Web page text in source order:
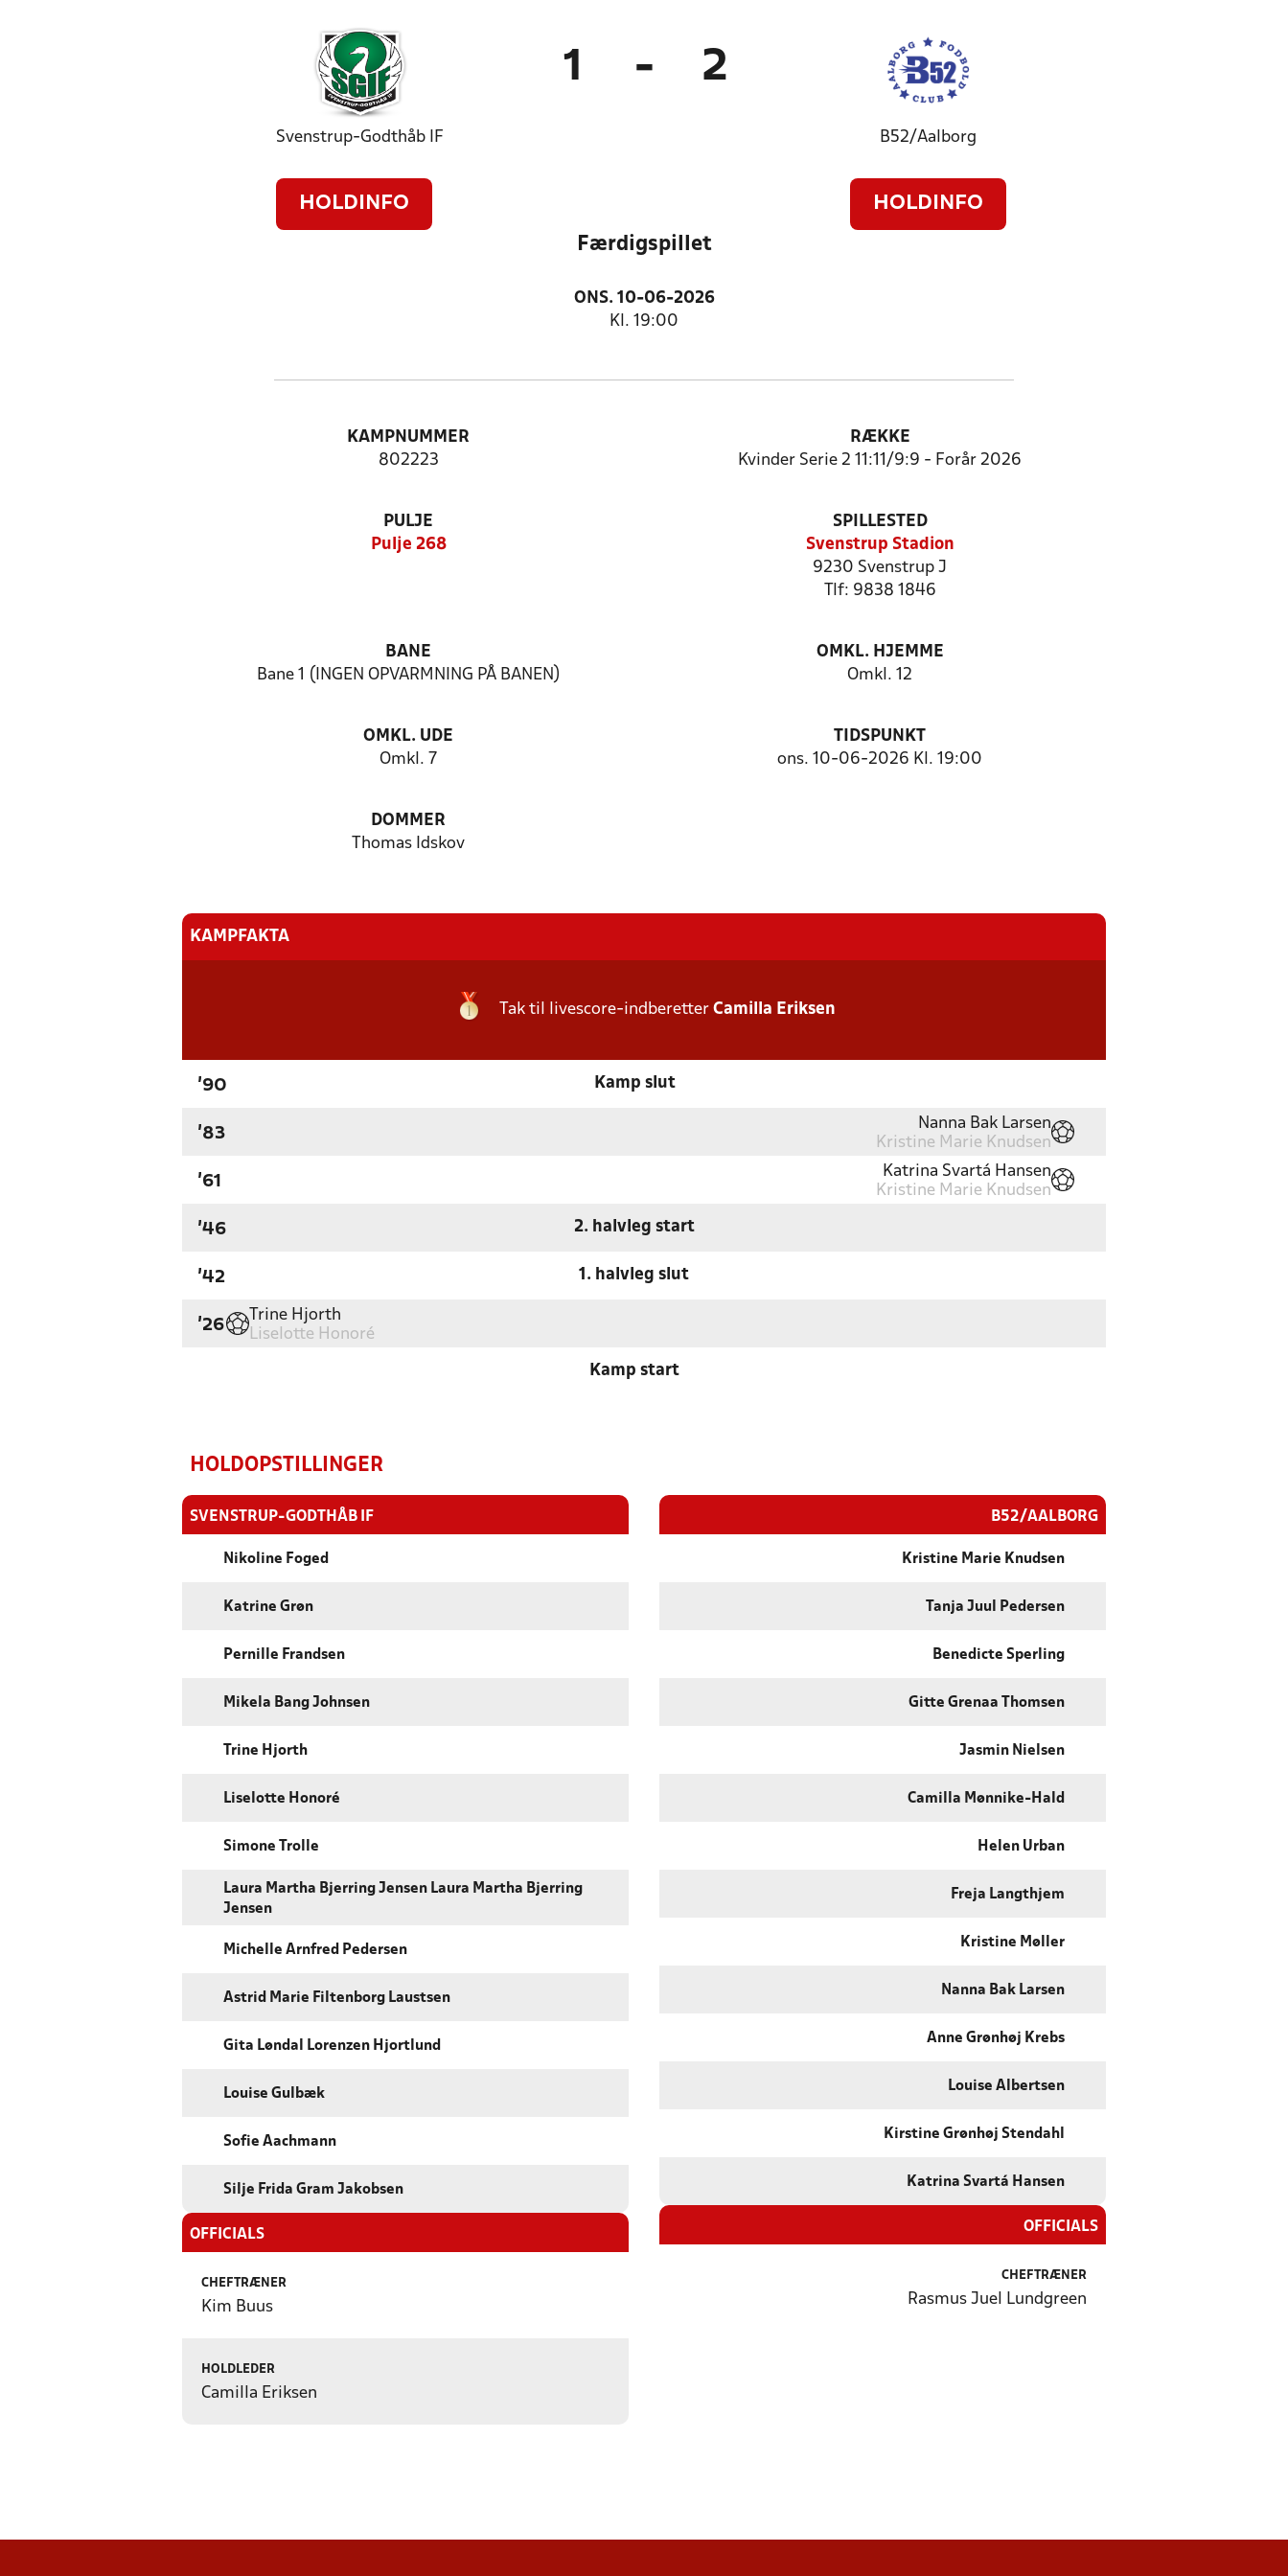
Svenstrup-Godthåb IF
HOLDINFO
1 - 2
B52/Aalborg
HOLDINFO
Færdigspillet
ONS. 10-06-2026
Kl. 19:00
KAMPNUMMER
802223
RÆKKE
Kvinder Serie 2 11:11/9:9 - Forår 2026
PULJE
Pulje 268
SPILLESTED
Svenstrup Stadion
9230 Svenstrup J
Tlf: 9838 1846
BANE
Bane 1 (INGEN OPVARMNING PÅ BANEN)
OMKL. HJEMME
Omkl. 12
OMKL. UDE
Omkl. 7
TIDSPUNKT
ons. 10-06-2026 Kl. 19:00
DOMMER
Thomas Idskov
KAMPFAKTA
Tak til livescore-indberetter Camilla Eriksen
'90 Kamp slut
'83
Nanna Bak Larsen
Kristine Marie Knudsen
'61
Katrina Svartá Hansen
Kristine Marie Knudsen
'46 2. halvleg start
'42 1. halvleg slut
'26
Trine Hjorth
Liselotte Honoré
Kamp start
HOLDOPSTILLINGER
SVENSTRUP-GODTHÅB IF
Nikoline Foged
Katrine Grøn
Pernille Frandsen
Mikela Bang Johnsen
Trine Hjorth
Liselotte Honoré
Simone Trolle
Laura Martha Bjerring Jensen Laura Martha Bjerring
Jensen
Michelle Arnfred Pedersen
Astrid Marie Filtenborg Laustsen
Gita Løndal Lorenzen Hjortlund
Louise Gulbæk
Sofie Aachmann
Silje Frida Gram Jakobsen
OFFICIALS
CHEFTRÆNER
Kim Buus
HOLDLEDER
Camilla Eriksen
B52/AALBORG
Kristine Marie Knudsen
Tanja Juul Pedersen
Benedicte Sperling
Gitte Grenaa Thomsen
Jasmin Nielsen
Camilla Mønnike-Hald
Helen Urban
Freja Langthjem
Kristine Møller
Nanna Bak Larsen
Anne Grønhøj Krebs
Louise Albertsen
Kirstine Grønhøj Stendahl
Katrina Svartá Hansen
OFFICIALS
CHEFTRÆNER
Rasmus Juel Lundgreen